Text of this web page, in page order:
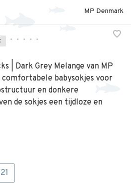
MP Denmark
• • • • •
| Dark Grey Melange van MP
babysokjes voor
en donkere
de sokjes een tijdloze en